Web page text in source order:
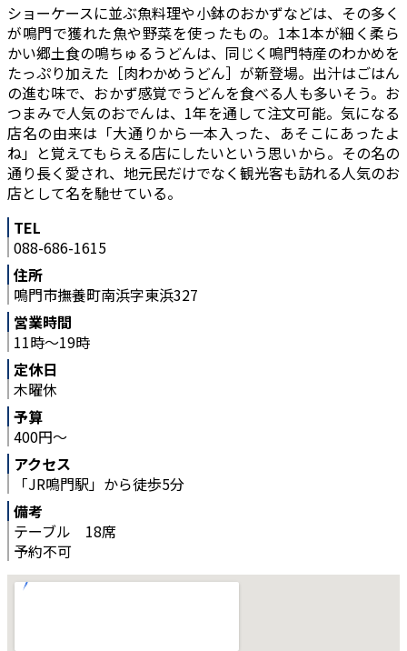
ショーケースに並ぶ魚料理や小鉢のおかずなどは、その多く
が鳴門で獲れた魚や野菜を使ったもの。1本1本が細く柔ら
かい郷土食の鳴ちゅるうどんは、同じく鳴門特産のわかめを
たっぷり加えた［肉わかめうどん］が新登場。出汁はごはん
の進む味で、おかず感覚でうどんを食べる人も多いそう。お
つまみで人気のおでんは、1年を通して注文可能。気になる
店名の由来は「大通りから一本入った、あそこにあったよ
ね」と覚えてもらえる店にしたいという思いから。その名の
通り長く愛され、地元民だけでなく観光客も訪れる人気のお
店として名を馳せている。
TEL
088-686-1615
住所
鳴門市撫養町南浜字東浜327
営業時間
11時～19時
定休日
木曜休
予算
400円～
アクセス
「JR鳴門駅」から徒歩5分
備考
テーブル 18席
予約不可